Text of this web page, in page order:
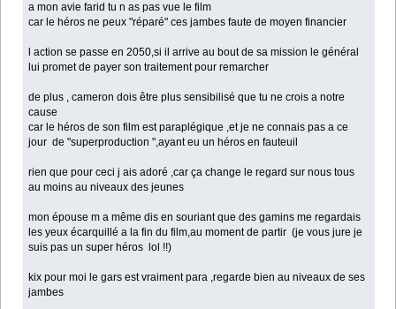
a mon avie farid tu n as pas vue le film
car le héros ne peux "réparé" ces jambes faute de moyen financier
l action se passe en 2050,si il arrive au bout de sa mission le général
lui promet de payer son traitement pour remarcher
de plus , cameron dois être plus sensibilisé que tu ne crois a notre
cause
car le héros de son film est paraplégique ,et je ne connais pas a ce
jour de "superproduction ",ayant eu un héros en fauteuil
rien que pour ceci j ais adoré ,car ça change le regard sur nous tous
au moins au niveaux des jeunes
mon épouse m a même dis en souriant que des gamins me regardais
les yeux écarquillé a la fin du film,au moment de partir (je vous jure je
suis pas un super héros lol !!)
kix pour moi le gars est vraiment para ,regarde bien au niveaux de ses
jambes